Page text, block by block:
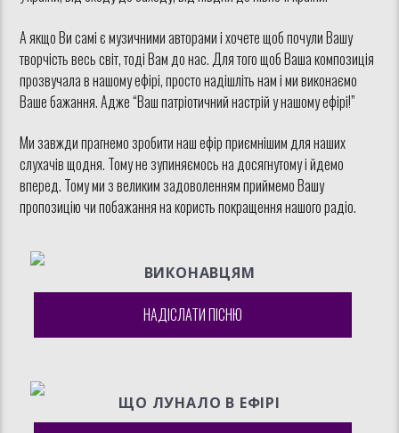
А якщо Ви самі є музичними авторами і хочете щоб почули Вашу
творчість весь світ, тоді Вам до нас. Для того щоб Ваша композиція
прозвучала в нашому ефірі, просто надішліть нам і ми виконаємо
Ваше бажання. Адже “Ваш патріотичний настрій у нашому ефірі!”
Ми завжди прагнемо зробити наш ефір приємнішим для наших
слухачів щодня. Тому не зупиняємось на досягнутому і йдемо
вперед. Тому ми з великим задоволенням приймемо Вашу
пропозицію чи побажання на користь покращення нашого радіо.
ВИКОНАВЦЯМ
НАДІСЛАТИ ПІСНЮ
ЩО ЛУНАЛО В ЕФIРI